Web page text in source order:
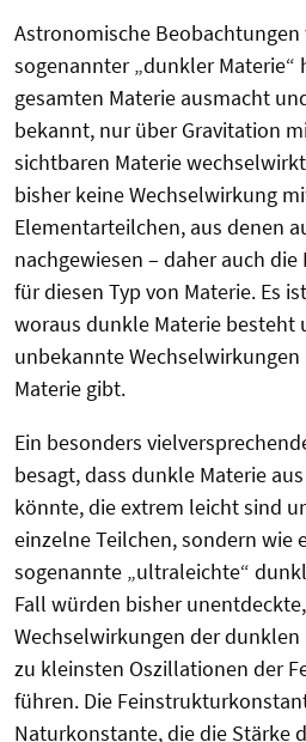
Astronomische Beobachtungen
sogenannter „dunkler Materie“
gesamten Materie ausmacht
bekannt, nur über Gravitation
sichtbaren Materie
bisher keine Wechselwirkung
Elementarteilchen, aus denen
nachgewiesen – daher auch
für diesen Typ von Materie. Es
woraus dunkle Materie besteht
unbekannte
Materie gibt.
Ein besonders
besagt, dass dunkle Materie
könnte, die extrem leicht sind
einzelne Teilchen, sondern wie
sogenannte „ultraleichte“
Fall würden bisher
Wechselwirkungen der
zu kleinsten Oszillationen der
führen. Die
Naturkonstante, die die Stärke